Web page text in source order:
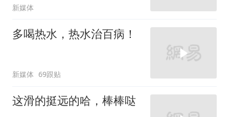
新媒体
多喝热水，热水治百病！
新媒体 69跟贴
这滑的挺远的哈，棒棒哒